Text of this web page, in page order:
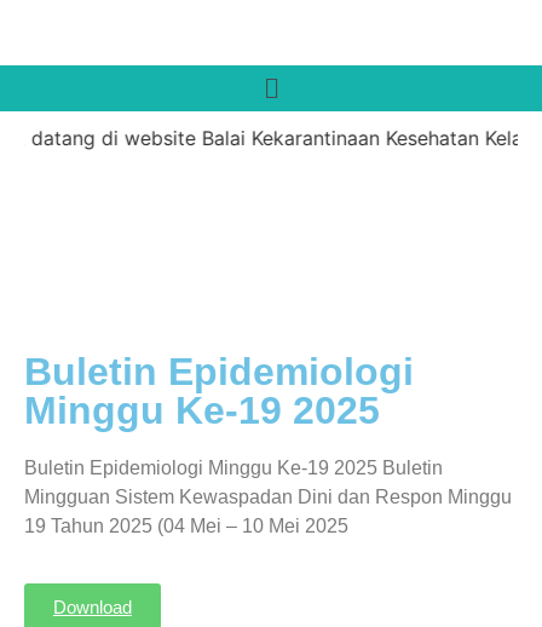
datang di website Balai Kekarantinaan Kesehatan Kelas
Buletin Epidemiologi
Minggu Ke-19 2025
Buletin Epidemiologi Minggu Ke-19 2025 Buletin
Mingguan Sistem Kewaspadan Dini dan Respon Minggu
19 Tahun 2025 (04 Mei – 10 Mei 2025
Download